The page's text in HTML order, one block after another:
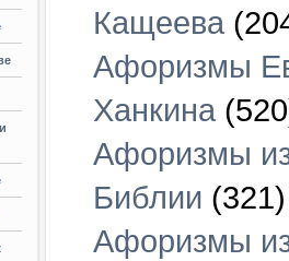
Кащеева
Афоризмы
Ханкина
Афоризмы
Библии (321)
Афоризмы